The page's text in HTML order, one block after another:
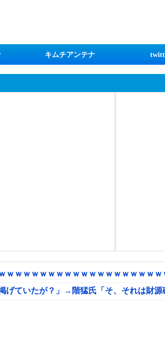
キムチアンテナ
ｗｗｗｗｗｗｗｗｗｗｗｗｗｗｗｗｗ
ていたが？」→階猛氏「そ、それは財源